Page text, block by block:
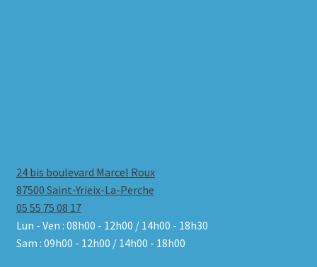
24 bis boulevard Marcel Roux
87500 Saint-Yrieix-La-Perche
05 55 75 08 17
Lun - Ven : 08h00 - 12h00 / 14h00 - 18h30
Sam : 09h00 - 12h00 / 14h00 - 18h00